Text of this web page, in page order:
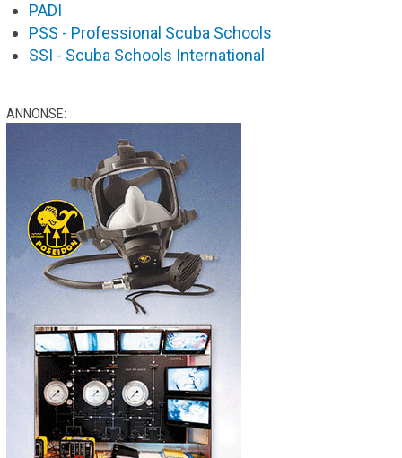
PADI
PSS - Professional Scuba Schools
SSI - Scuba Schools International
ANNONSE: